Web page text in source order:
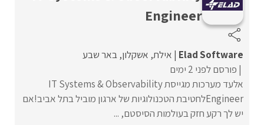
Engineer
Elad Software אילת אשקלון באר שבע
פורסם לפני 2 ימים
אלעד מערכות מגייסת IT Systems & Observability
Engineerלחטיבת הטכנולוגיות של ארגון מוביל בתל אביב!אם
יש לך רקע חזק בעולמות הסיסטם, ...